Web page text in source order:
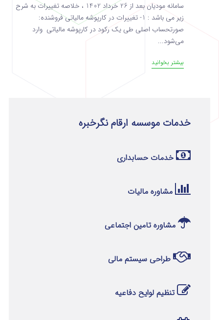
سامانه مودیان بعد از 26 خرداد 1402 ، خلاصه تغییرات به شرح
زیر می باشد : 1- تغییرات در کارپوشه مالیاتی فروشنده:
صورتحساب اصلی طی یک رکود در کارپوشه مالیاتی وارد
می‌شود...
بیشتر بخوانید
خدمات موسسه ارقام نگرخبره
خدمات حسابداری
مشاوره مالیات
مشاوره تامین اجتماعی
طراحی سیستم مالی
تنظیم لوایح دفاعیه